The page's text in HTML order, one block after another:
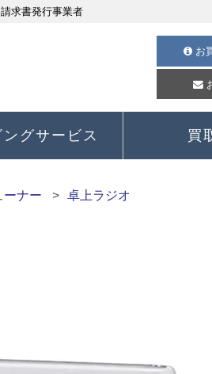
求書発行事業者
お
ングサービス 買
ーナー 卓上ラジオ